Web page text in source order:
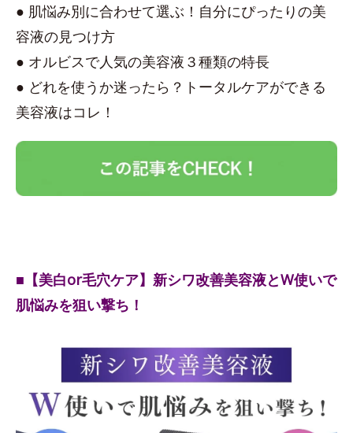
● 肌悩み別に合わせて選ぶ！自分にぴったりの美
容液の見つけ方
● オルビスで人気の美容液３種類の特長
● どれを使うか迷ったら？トータルケアができる
美容液はコレ！
■【美白or毛穴ケア】新シワ改善美容液とW使いで
肌悩みを狙い撃ち！